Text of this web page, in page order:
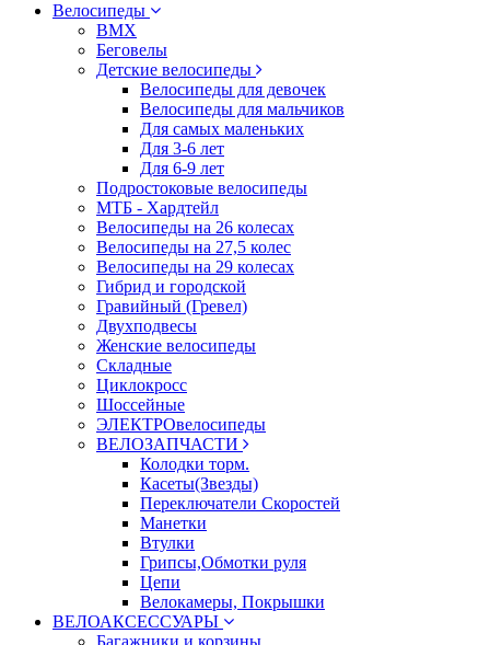
Велосипеды
BMX
Беговелы
Детские велосипеды
Велосипеды для девочек
Велосипеды для мальчиков
Для самых маленьких
Для 3-6 лет
Для 6-9 лет
Подростоковые велосипеды
МТБ - Хардтейл
Велосипеды на 26 колесах
Велосипеды на 27,5 колес
Велосипеды на 29 колесах
Гибрид и городской
Гравийный (Гревел)
Двухподвесы
Женские велосипеды
Складные
Циклокросс
Шоссейные
ЭЛЕКТРОвелосипеды
ВЕЛОЗАПЧАСТИ
Колодки торм.
Касеты(Звезды)
Переключатели Скоростей
Манетки
Втулки
Грипсы,Обмотки руля
Цепи
Велокамеры, Покрышки
ВЕЛОАКСЕССУАРЫ
Багажники и корзины